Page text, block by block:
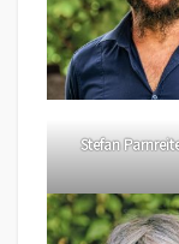
Stefan